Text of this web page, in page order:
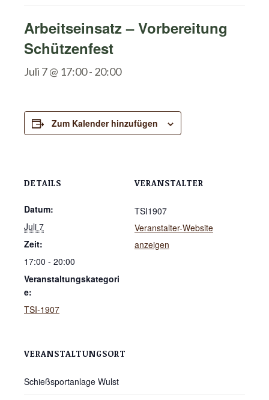
Arbeitseinsatz – Vorbereitung
Schützenfest
Juli 7 @ 17:00- 20:00
Zum Kalender hinzufügen
DETAILS
Datum:
Juli 7
Zeit:
17:00 - 20:00
Veranstaltungskategori
e:
TSI-1907
VERANSTALTER
TSI1907
Veranstalter-Website
anzeigen
VERANSTALTUNGSORT
Schießsportanlage Wulst